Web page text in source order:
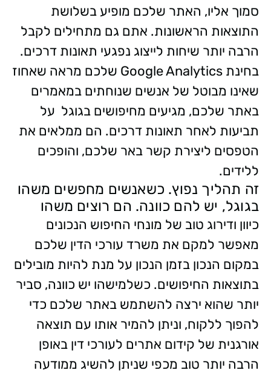
סמוך אליו, האתר שלכם מופיע בשלושת
התוצאות הראשונות. אתם גם מתחילים לקבל
הרבה יותר שיחות לייצוג נפגעי תאונות דרכים.
בחינת Google Analytics שלכם מראה שאחוז
שאינו מבוטל של אנשים שנוחתים במאמרים
באתר שלכם, מגיעים מחיפושים בגוגל על
תביעות לאחר תאונות דרכים. הם ממלאים את
הטפסים ליצירת קשר באר שלכם, והופכים
ללידים.
זה תהליך נפוץ. כשאנשים מחפשים משהו
בגוגל, יש להם כוונה. הם רוצים משהו
כיוון ודירוג טוב של מונחי החיפוש הנכונים
מאפשר למקם את משרד עורכי הדין שלכם
במקום הנכון בזמן הנכון על מנת להיות מובילים
בתוצאות החיפושים. כשלמישהו יש כוונה, סביר
יותר שהוא ירצה להשתמש באתר שלכם כדי
להפוך ללקוח, וניתן להמיר אותו עם תוצאה
אורגנית של קידום אתרים לעורכי דין באופן
הרבה יותר טוב מכפי שניתן להשיג ממודעה